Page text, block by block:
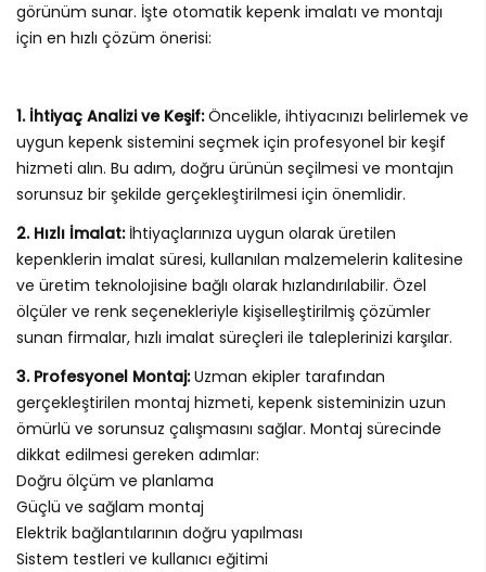
görünüm sunar. İşte otomatik kepenk imalatı ve montajı
için en hızlı çözüm önerisi:
1. İhtiyaç Analizi ve Keşif:Öncelikle, ihtiyacınızı belirlemek ve
uygun kepenk sistemini seçmek için profesyonel bir keşif
hizmeti alın. Bu adım, doğru ürünün seçilmesi ve montajın
sorunsuz bir şekilde gerçekleştirilmesi için önemlidir.
2. Hızlı İmalat:İhtiyaçlarınıza uygun olarak üretilen
kepenklerin imalat süresi, kullanılan malzemelerin kalitesine
ve üretim teknolojisine bağlı olarak hızlandırılabilir. Özel
ölçüler ve renk seçenekleriyle kişiselleştirilmiş çözümler
sunan firmalar, hızlı imalat süreçleri ile taleplerinizi karşılar.
3. Profesyonel Montaj:Uzman ekipler tarafından
gerçekleştirilen montaj hizmeti, kepenk sisteminizin uzun
ömürlü ve sorunsuz çalışmasını sağlar. Montaj sürecinde
dikkat edilmesi gereken adımlar:
Doğru ölçüm ve planlama
Güçlü ve sağlam montaj
Elektrik bağlantılarının doğru yapılması
Sistem testleri ve kullanıcı eğitimi